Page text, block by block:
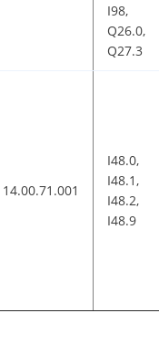
I98,
Q26.0,
Q27.3
14.00.71.001
I48.0,
I48.1,
I48.2,
I48.9